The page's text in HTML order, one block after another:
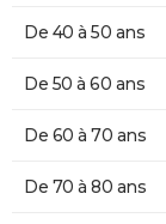
De 40 à 50 ans
De 50 à 60 ans
De 60 à 70 ans
De 70 à 80 ans